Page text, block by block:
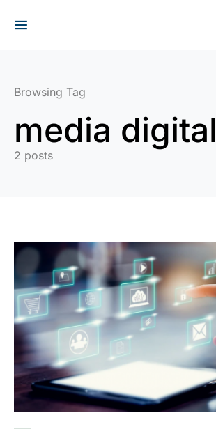
Browsing Tag
media digital
2 posts